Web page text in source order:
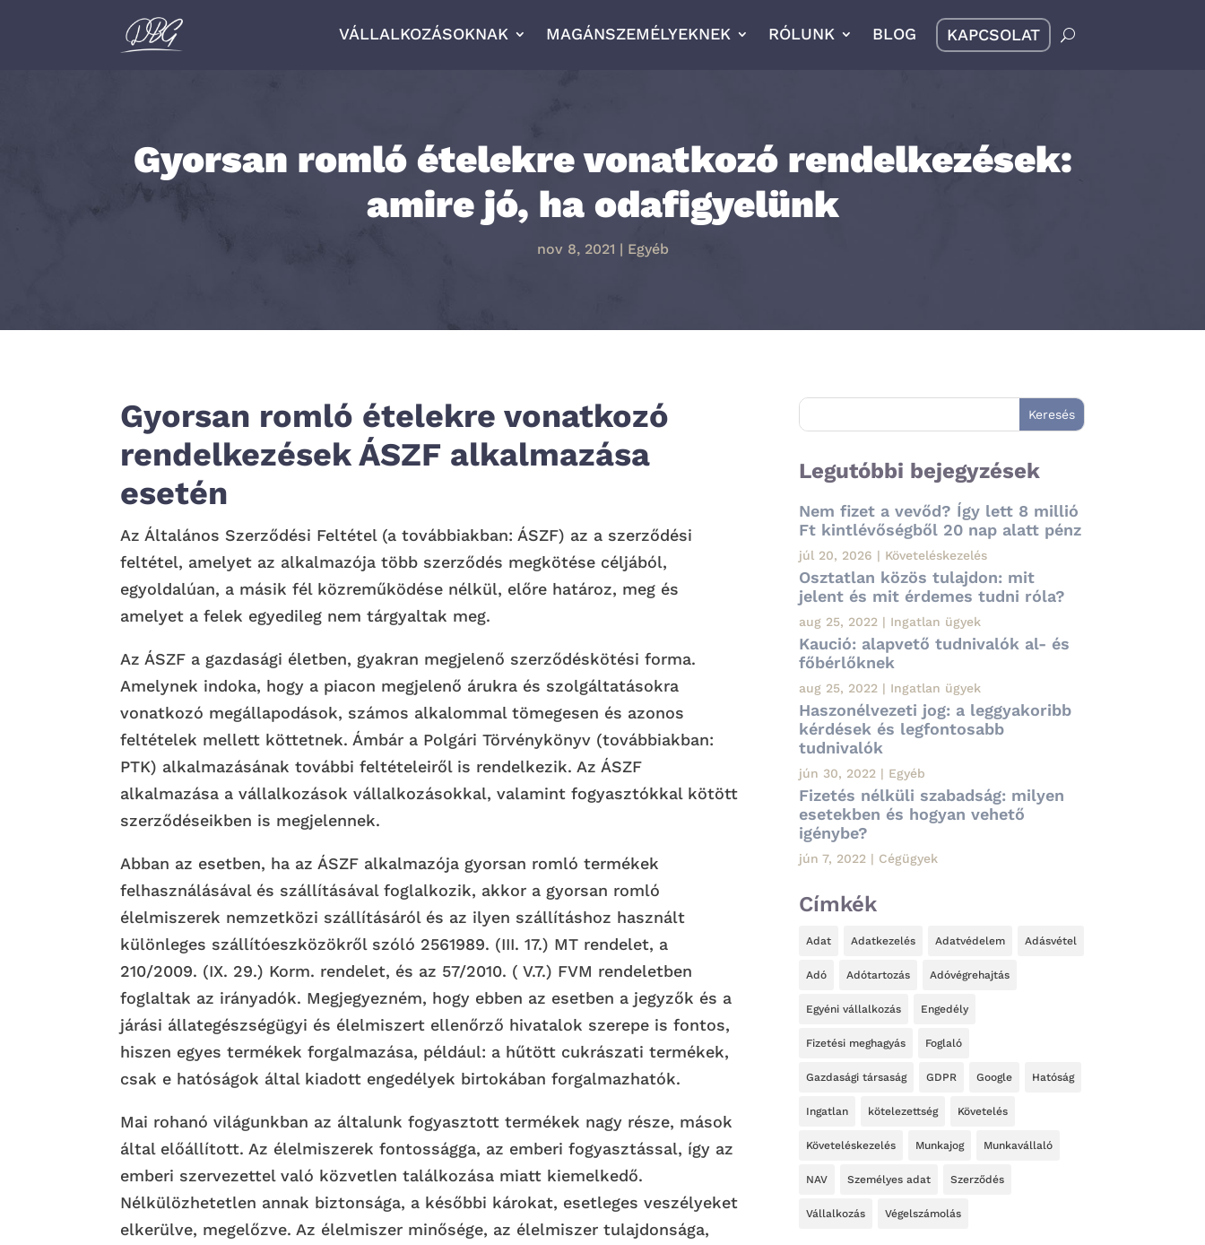
VÁLLALKOZÁSOKNAK MAGÁNSZEMÉLYEKNEK RÓLUNK BLOG KAPCSOLAT
Gyorsan romló ételekre vonatkozó rendelkezések:
amire jó, ha odafigyelünk
nov 8, 2021 | Egyéb
Gyorsan romló ételekre vonatkozó
rendelkezések ÁSZF alkalmazása
esetén
Az Általános Szerződési Feltétel (a továbbiakban: ÁSZF) az a szerződési
feltétel, amelyet az alkalmazója több szerződés megkötése céljából,
egyoldalúan, a másik fél közreműködése nélkül, előre határoz, meg és
amelyet a felek egyedileg nem tárgyaltak meg.
Az ÁSZF a gazdasági életben, gyakran megjelenő szerződéskötési forma.
Amelynek indoka, hogy a piacon megjelenő árukra és szolgáltatásokra
vonatkozó megállapodások, számos alkalommal tömegesen és azonos
feltételek mellett köttetnek. Ámbár a Polgári Törvénykönyv (továbbiakban:
PTK) alkalmazásának további feltételeiről is rendelkezik. Az ÁSZF
alkalmazása a vállalkozások vállalkozásokkal, valamint fogyasztókkal kötött
szerződéseikben is megjelennek.
Abban az esetben, ha az ÁSZF alkalmazója gyorsan romló termékek
felhasználásával és szállításával foglalkozik, akkor a gyorsan romló
élelmiszerek nemzetközi szállításáról és az ilyen szállításhoz használt
különleges szállítóeszközökről szóló 2561989. (III. 17.) MT rendelet, a
210/2009. (IX. 29.) Korm. rendelet, és az 57/2010. ( V.7.) FVM rendeletben
foglaltak az irányadók. Megjegyezném, hogy ebben az esetben a jegyzők és a
járási állategészségügyi és élelmiszert ellenőrző hivatalok szerepe is fontos,
hiszen egyes termékek forgalmazása, például: a hűtött cukrászati termékek,
csak e hatóságok által kiadott engedélyek birtokában forgalmazhatók.
Mai rohanó világunkban az általunk fogyasztott termékek nagy része, mások
által előállított. Az élelmiszerek fontosságga, az emberi fogyasztással, így az
emberi szervezettel való közvetlen találkozása miatt kiemelkedő.
Nélkülözhetetlen annak biztonsága, a későbbi károkat, esetleges veszélyeket
elkerülve, megelőzve. Az élelmiszer minősége, az élelmiszer tulajdonsága,
Legutóbbi bejegyzések
Nem fizet a vevőd? Így lett 8 millió
Ft kintlévőségből 20 nap alatt pénz
júl 20, 2026 | Követeléskezelés
Osztatlan közös tulajdon: mit
jelent és mit érdemes tudni róla?
aug 25, 2022 | Ingatlan ügyek
Kaució: alapvető tudnivalók al- és
főbérlőknek
aug 25, 2022 | Ingatlan ügyek
Haszonélvezeti jog: a leggyakoribb
kérdések és legfontosabb
tudnivalók
jún 30, 2022 | Egyéb
Fizetés nélküli szabadság: milyen
esetekben és hogyan vehető
igénybe?
jún 7, 2022 | Cégügyek
Címkék
Adat Adatkezelés Adatvédelem Adásvétel
Adó Adótartozás Adóvégrehajtás
Egyéni vállalkozás Engedély
Fizetési meghagyás Foglaló
Gazdasági társaság GDPR Google Hatóság
Ingatlan kötelezettség Követelés
Követeléskezelés Munkajog Munkavállaló
NAV Személyes adat Szerződés
Vállalkozás Végelszámolás